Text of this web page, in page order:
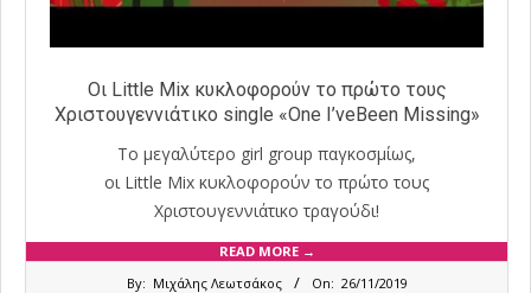
Οι Little Mix κυκλοφορούν το πρώτο τους
Χριστουγεννιάτικο single «One I’veBeen Missing»
Το μεγαλύτερο girl group παγκοσμίως,
οι Little Mix κυκλοφορούν το πρώτο τους
Χριστουγεννιάτικο τραγούδι!
READ MORE →
By: Μιχάλης Λεωτσάκος On: 26/11/2019